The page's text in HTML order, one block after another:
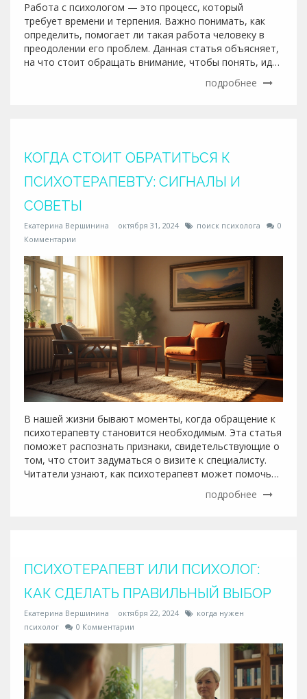
Работа с психологом — это процесс, который
требует времени и терпения. Важно понимать, как
определить, помогает ли такая работа человеку в
преодолении его проблем. Данная статья объясняет,
на что стоит обращать внимание, чтобы понять, идет
ли работа в правильном направлении. Ознакомление
с признаками успешной терапии важно для
подробнее
КОГДА СТОИТ ОБРАТИТЬСЯ К
ПСИХОТЕРАПЕВТУ: СИГНАЛЫ И
СОВЕТЫ
Екатерина Вершинина октября 31, 2024 поиск психолога
0
Комментарии
В нашей жизни бывают моменты, когда обращение к
психотерапевту становится необходимым. Эта статья
поможет распознать признаки, свидетельствующие о
том, что стоит задуматься о визите к специалисту.
Читатели узнают, как психотерапевт может помочь
справиться с эмоциональными и психологическими
трудностями. Рассмотрим, какие сигналы указывают
подробнее
ПСИХОТЕРАПЕВТ ИЛИ ПСИХОЛОГ:
КАК СДЕЛАТЬ ПРАВИЛЬНЫЙ ВЫБОР
Екатерина Вершинина октября 22, 2024
когда нужен
психолог
0 Комментарии